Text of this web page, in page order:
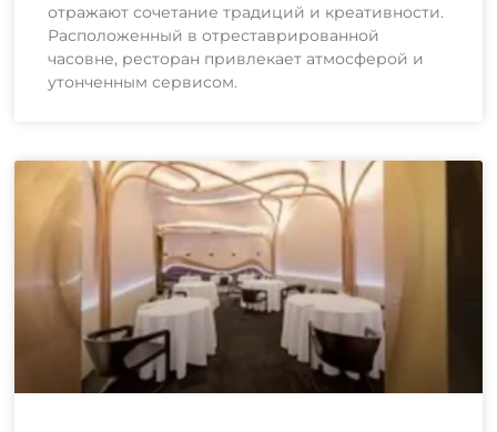
отражают сочетание традиций и креативности.
Расположенный в отреставрированной
часовне, ресторан привлекает атмосферой и
утонченным сервисом.